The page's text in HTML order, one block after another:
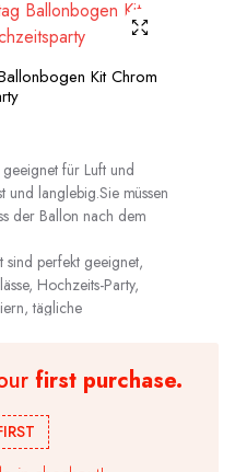
Kit Chrom
für Luft und
und langlebig.Sie müssen
der Ballon nach dem
perfekt geeignet,
Hochzeits-Party,
tägliche
first purchase.